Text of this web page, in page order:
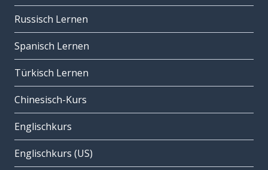
Russisch Lernen
Spanisch Lernen
Türkisch Lernen
Chinesisch-Kurs
Englischkurs
Englischkurs (US)